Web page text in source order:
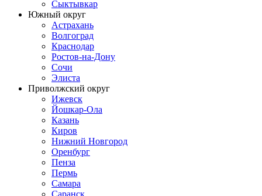
Сыктывкар
Южный округ
Астрахань
Волгоград
Краснодар
Ростов-на-Дону
Сочи
Элиста
Приволжский округ
Ижевск
Йошкар-Ола
Казань
Киров
Нижний Новгород
Оренбург
Пенза
Пермь
Самара